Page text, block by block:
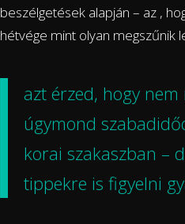
beszélgetések alapján – az ,
hétvége mint olyan megszűnik
azt érzed, hogy
úgymond
korai szakaszban –
tippekre is figyelni